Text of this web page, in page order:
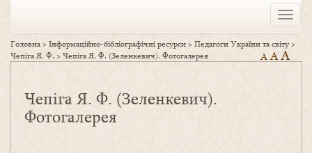
Toggle
Головна >Інформаційно-бібліографічні ресурси >Педагоги України та світу>
Чепіга Я. Ф. >Чепіга Я. Ф. (Зеленкевич). Фотогалерея A AA
Чепіга Я. Ф. (Зеленкевич).
Фотогалерея